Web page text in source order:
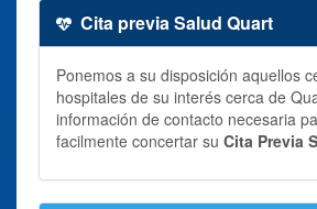
Cita previa Salud Quart
Ponemos a su disposición aquellos
hospitales de su interés cerca de
información de contacto necesaria
facilmente concertar su Cita Previa